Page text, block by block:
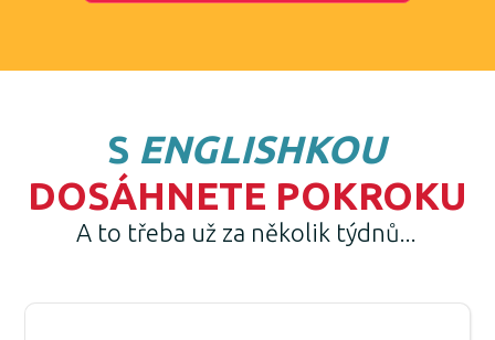
S ENGLISHKOU
DOSÁHNETE POKROKU
A to třeba už za několik týdnů...